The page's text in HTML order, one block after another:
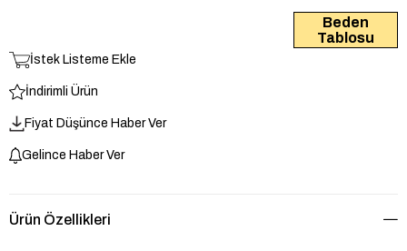
Beden
Tablosu
İstek Listeme Ekle
İndirimli Ürün
Fiyat Düşünce Haber Ver
Gelince Haber Ver
Ürün Özellikleri